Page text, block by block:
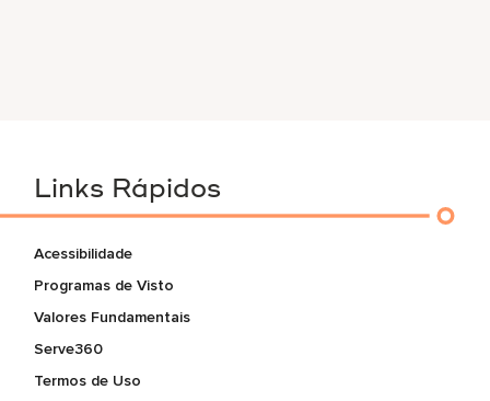
Links Rápidos
Acessibilidade
Programas de Visto
Valores Fundamentais
Serve360
Termos de Uso